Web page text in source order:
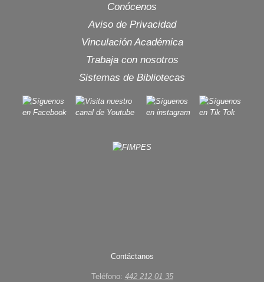
Conócenos
Aviso de Privacidad
Vinculación Académica
Trabaja con nosotros
Sistemas de Bibliotecas
Contáctanos
Teléfono: 442 212 01 35